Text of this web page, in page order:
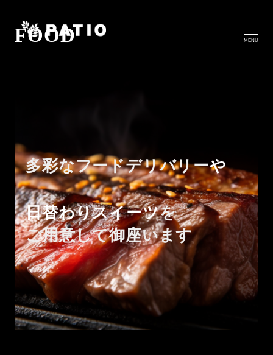
MENU
FOOD
多彩なフードデリバリーや
日替わりスイーツを
ご用意して御座います